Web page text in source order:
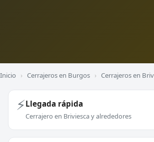
Inicio › Cerrajeros en Burgos › Cerrajeros en
⚡Llegada rápida
Cerrajero en Briviesca y alrededores